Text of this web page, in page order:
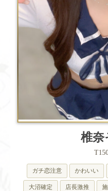
椎奈
ガチ恋注意 かわいい
大沼確定 店長激推